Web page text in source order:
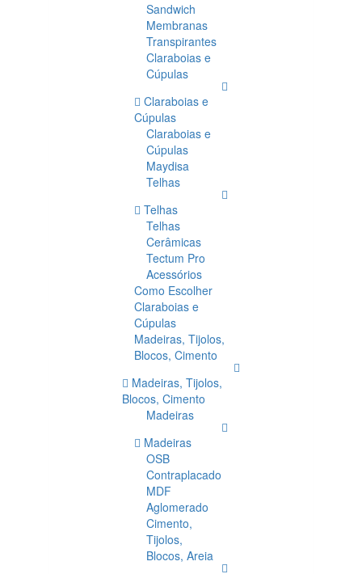
Sandwich
Membranas
Transpirantes
Claraboias e
Cúpulas
Claraboias e
Cúpulas
Claraboias e
Cúpulas
Maydisa
Telhas
Telhas
Telhas
Cerâmicas
Tectum Pro
Acessórios
Como Escolher
Claraboias e
Cúpulas
Madeiras, Tijolos,
Blocos, Cimento
Madeiras, Tijolos,
Blocos, Cimento
Madeiras
Madeiras
OSB
Contraplacado
MDF
Aglomerado
Cimento,
Tijolos,
Blocos, Areia